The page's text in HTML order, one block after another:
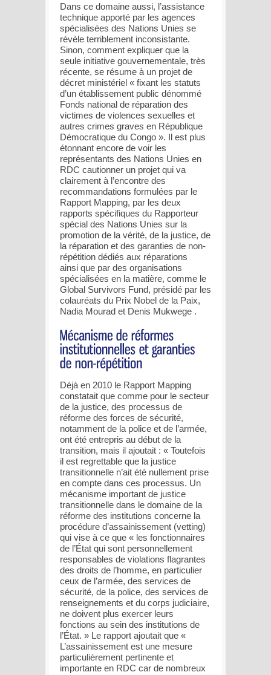
Dans ce domaine aussi, l’assistance
technique apporté par les agences
spécialisées des Nations Unies se
révèle terriblement inconsistante.
Sinon, comment expliquer que la
seule initiative gouvernementale, très
récente, se résume à un projet de
décret ministériel « fixant les statuts
d’un établissement public dénommé
Fonds national de réparation des
victimes de violences sexuelles et
autres crimes graves en République
Démocratique du Congo ». Il est plus
étonnant encore de voir les
représentants des Nations Unies en
RDC cautionner un projet qui va
clairement à l’encontre des
recommandations formulées par le
Rapport Mapping, par les deux
rapports spécifiques du Rapporteur
spécial des Nations Unies sur la
promotion de la vérité, de la justice, de
la réparation et des garanties de non-
répétition dédiés aux réparations
ainsi que par des organisations
spécialisées en la matière, comme le
Global Survivors Fund, présidé par les
colauréats du Prix Nobel de la Paix,
Nadia Mourad et Denis Mukwege .
Déjà en 2010 le Rapport Mapping
constatait que comme pour le secteur
de la justice, des processus de
réforme des forces de sécurité,
notamment de la police et de l’armée,
ont été entrepris au début de la
transition, mais il ajoutait : « Toutefois
il est regrettable que la justice
transitionnelle n’ait été nullement prise
en compte dans ces processus. Un
mécanisme important de justice
transitionnelle dans le domaine de la
réforme des institutions concerne la
procédure d’assainissement (vetting)
qui vise à ce que « les fonctionnaires
de l’État qui sont personnellement
responsables de violations flagrantes
des droits de l’homme, en particulier
ceux de l’armée, des services de
sécurité, de la police, des services de
renseignements et du corps judiciaire,
ne doivent plus exercer leurs
fonctions au sein des institutions de
l’État. » Le rapport ajoutait que «
L’assainissement est une mesure
particulièrement pertinente et
importante en RDC car de nombreux